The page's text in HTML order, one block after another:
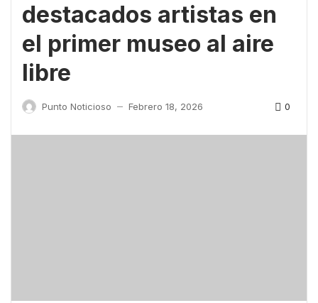
destacados artistas en
el primer museo al aire
libre
Punto Noticioso — Febrero 18, 2026 0